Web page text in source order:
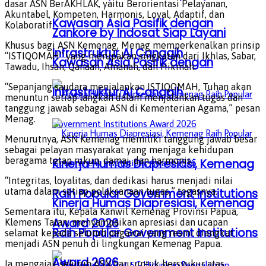
Kawasan Asia Pasifik dengan
Infrastruktur AI Canggih
Kinerja Humas Diapresiasi, Kemenag
Raih Popular Government Institutions
Award 2026
Zankore by Indosat Siap Layani
Kawasan Asia Pasifik dengan
Infrastruktur AI Canggih
Kinerja Humas Diapresiasi, Kemenag
Raih Popular Government Institutions
Award 2026
dasar ASN BerAKHLAK, yaitu Berorientasi Pelayanan,
Akuntabel, Kompeten, Harmonis, Loyal, Adaptif, dan
Kolaboratif.
Khusus bagi ASN Kemenag, Menag memperkenalkan prinsip
“ISTIQOMAH” yang merupakan singkatan dari Ikhlas, Sabar,
Tawadu, Ihsan, Qanaah, Amanah, dan Hikmah.
“Sepanjang saudara menjalankan ISTIQOMAH, Tuhan akan
menuntun setiap langkah dalam menjalankan tugas dan
tanggung jawab sebagai ASN di Kementerian Agama,” pesan
Menag.
Menurutnya, ASN Kemenag memiliki tanggung jawab besar
sebagai pelayan masyarakat yang menjaga kehidupan
beragama tetap rukun, damai, dan harmonis.
“Integritas, loyalitas, dan dedikasi harus menjadi nilai
utama dalam setiap pelaksanaan tugas,” tegasnya.
Sementara itu, Kepala Kanwil Kemenag Provinsi Papua,
Klemens Taran, menyampaikan apresiasi dan ucapan
selamat kepada seluruh pegawai yang resmi diangkat
menjadi ASN penuh di lingkungan Kemenag Papua.
Ia mengajak seluruh ASN baru untuk bersyukur atas